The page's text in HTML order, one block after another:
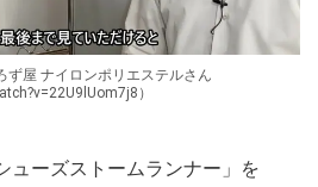
屋 ナイロンポリエステルさん
）
ューズストームランナー」を